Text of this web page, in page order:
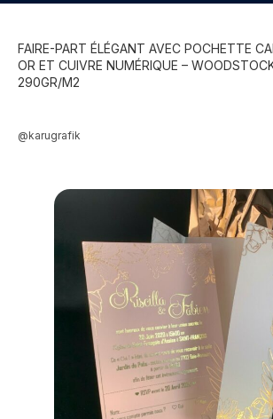
FAIRE-PART ÉLÉGANT AVEC POCHETTE
OR ET CUIVRE NUMÉRIQUE –
290GR/M2
@karugrafik